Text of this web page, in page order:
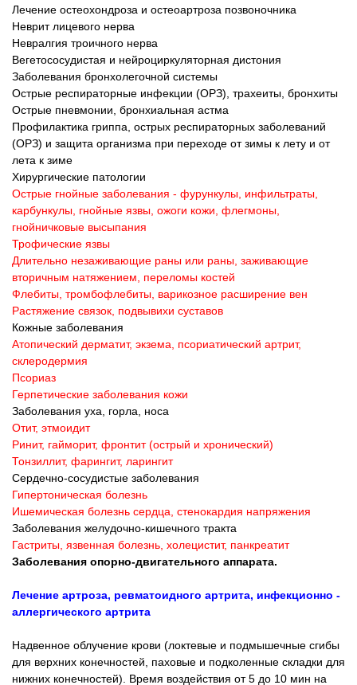
Лечение остеохондроза и остеоартроза позвоночника
Неврит лицевого нерва
Невралгия троичного нерва
Вегетососудистая и нейроциркуляторная дистония
Заболевания бронхолегочной системы
Острые респираторные инфекции (ОРЗ), трахеиты, бронхиты
Острые пневмонии, бронхиальная астма
Профилактика гриппа, острых респираторных заболеваний
(ОРЗ) и защита организма при переходе от зимы к лету и от
лета к зиме
Хирургические патологии
Острые гнойные заболевания - фурункулы, инфильтраты,
карбункулы, гнойные язвы, ожоги кожи, флегмоны,
гнойничковые высыпания
Трофические язвы
Длительно незаживающие раны или раны, заживающие
вторичным натяжением, переломы костей
Флебиты, тромбофлебиты, варикозное расширение вен
Растяжение связок, подвывихи суставов
Кожные заболевания
Атопический дерматит, экзема, псориатический артрит,
склеродермия
Псориаз
Герпетические заболевания кожи
Заболевания уха, горла, носа
Отит, этмоидит
Ринит, гайморит, фронтит (острый и хронический)
Тонзиллит, фарингит, ларингит
Сердечно-сосудистые заболевания
Гипертоническая болезнь
Ишемическая болезнь сердца, стенокардия напряжения
Заболевания желудочно-кишечного тракта
Гастриты, язвенная болезнь, холецистит, панкреатит
Заболевания опорно-двигательного аппарата.
Лечение артроза, ревматоидного артрита, инфекционно -
аллергического артрита
Надвенное облучение крови (локтевые и подмышечные сгибы
для верхних конечностей, паховые и подколенные складки для
нижних конечностей). Время воздействия от 5 до 10 мин на